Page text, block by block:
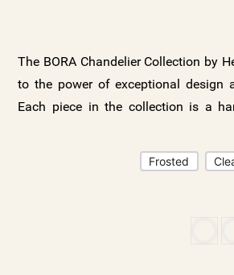
The BORA Chandelier Collection by
to the power of exceptional design
Each piece in the collection is a
illuminates. With its two
crystal with a gold base and frosted
solution for discerning
Frosted